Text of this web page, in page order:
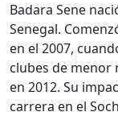
Badara Sene
Senegal.
en el 2007,
clubes de menor
en 2012. Su
carrera en el